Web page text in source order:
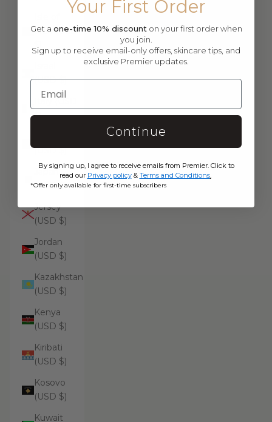
Man (USD
$)
(USD $)
Italy (USD
$)
(USD $)
Japan
(USD $)
Jersey
(USD $)
Jordan
(USD $)
Kazakhstan
(USD $)
Kenya
(USD $)
Kiribati
(USD $)
Kosovo
(USD $)
Kuwait
Your First Order
Get a one-time 10% discount on your first order when
you join.
Sign up to receive email-only offers, skincare tips, and
exclusive Premier updates.
Continue
By signing up, I agree to receive emails from Premier. Click to
read our Privacy policy& Terms and Conditions.
*Offer only available for first-time subscribers